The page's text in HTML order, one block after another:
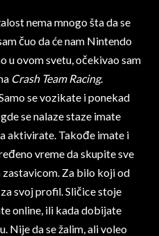
nema mnogo šta da se
čuo da će nam Nintendo
u ovom svetu, očekivao sam
Crash Team Racing.
se vozikate i ponekad
se nalaze staze imate
aktivirate. Takođe imate i
vreme da skupite sve
Za bilo koji od
svoj profil. Sličice stoje
online, ili kada dobijate
Nije da se žalim, ali voleo